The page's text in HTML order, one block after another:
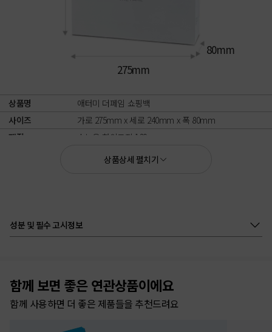
275mm
80mm
상품명
애터미 더페임 쇼핑백
사이즈
가로 275mm x 세로 240mm x 폭 80mm
재질
스노우 화이트지 180g
상품상세 펼치기
성분 및 필수 고시정보
함께 보면 좋은 연관상품이에요
함께 사용하면 더 좋은 제품들을 추천드려요